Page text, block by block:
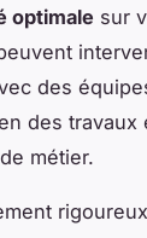
optimale sur
des
des travaux
métier.